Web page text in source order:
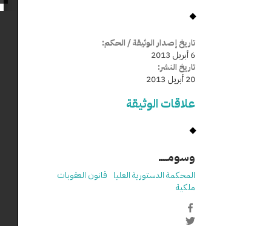
تاريخ إصدار الوثيقة / الحكم:
6 أبريل 2013
تاريخ النشر:
20 أبريل 2013
علاقات الوثيقة
وسومـــــ
المحكمة الدستورية العليا قانون العقوبات
ملكية